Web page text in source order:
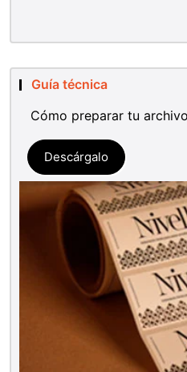
Guía técnica
Cómo preparar tu
Descárgalo